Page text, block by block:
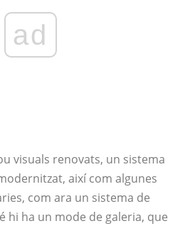
ad
visuals renovats, un sistema
així com algunes
com ara un sistema de
hi ha un mode de galeria, que